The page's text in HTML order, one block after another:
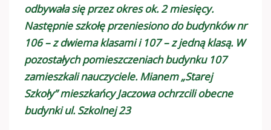
odbywała się przez okres ok. 2 miesięcy.
Następnie szkołę przeniesiono do budynków nr
106 – z dwiema klasami i 107 – z jedną klasą. W
pozostałych pomieszczeniach budynku 107
zamieszkali nauczyciele. Mianem „Starej
Szkoły” mieszkańcy Jaczowa ochrzcili obecne
budynki ul. Szkolnej 23